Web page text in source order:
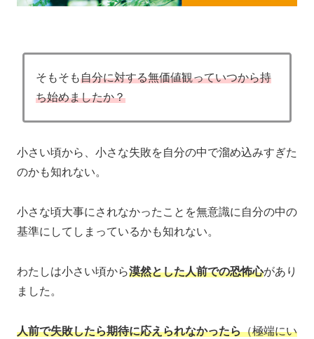
そもそも自分に対する無価値観っていつから持
ち始めましたか？
小さい頃から、小さな失敗を自分の中で溜め込みすぎた
のかも知れない。
小さな頃大事にされなかったことを無意識に自分の中の
基準にしてしまっているかも知れない。
わたしは小さい頃から漠然とした人前での恐怖心があり
ました。
人前で失敗したら期待に応えられなかったら（極端にい